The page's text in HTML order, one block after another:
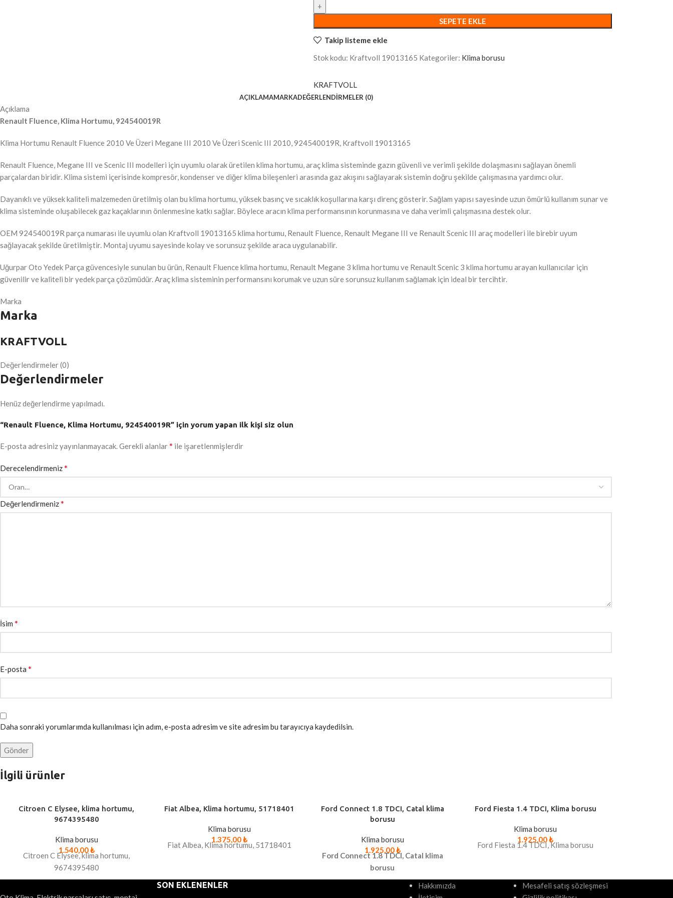
SEPETE EKLE
Takip listeme ekle
Stok kodu: Kraftvoll 19013165 Kategoriler: Klima borusu
KRAFTVOLL
AÇIKLAMAMARKADEĞERLENDIRMELER (0)
Açıklama
Renault Fluence, Klima Hortumu, 924540019R
Klima Hortumu Renault Fluence 2010 Ve Üzeri Megane III 2010 Ve Üzeri Scenic III 2010, 924540019R, Kraftvoll 19013165
Renault Fluence, Megane III ve Scenic III modelleri için uyumlu olarak üretilen klima hortumu, araç klima sisteminde gazın güvenli ve verimli şekilde dolaşmasını sağlayan önemli
parçalardan biridir. Klima sistemi içerisinde kompresör, kondenser ve diğer klima bileşenleri arasında gaz akışını sağlayarak sistemin doğru şekilde çalışmasına yardımcı olur.
Dayanıklı ve yüksek kaliteli malzemeden üretilmiş olan bu klima hortumu, yüksek basınç ve sıcaklık koşullarına karşı direnç gösterir. Sağlam yapısı sayesinde uzun ömürlü kullanım sunar ve
klima sisteminde oluşabilecek gaz kaçaklarının önlenmesine katkı sağlar. Böylece aracın klima performansının korunmasına ve daha verimli çalışmasına destek olur.
OEM 924540019R parça numarası ile uyumlu olan Kraftvoll 19013165 klima hortumu, Renault Fluence, Renault Megane III ve Renault Scenic III araç modelleri ile birebir uyum
sağlayacak şekilde üretilmiştir. Montaj uyumu sayesinde kolay ve sorunsuz şekilde araca uygulanabilir.
Uğurpar Oto Yedek Parça güvencesiyle sunulan bu ürün, Renault Fluence klima hortumu, Renault Megane 3 klima hortumu ve Renault Scenic 3 klima hortumu arayan kullanıcılar için
güvenilir ve kaliteli bir yedek parça çözümüdür. Araç klima sisteminin performansını korumak ve uzun süre sorunsuz kullanım sağlamak için ideal bir tercihtir.
Marka
Marka
KRAFTVOLL
Değerlendirmeler (0)
Değerlendirmeler
Henüz değerlendirme yapılmadı.
“Renault Fluence, Klima Hortumu, 924540019R” için yorum yapan ilk kişi siz olun
E-posta adresiniz yayınlanmayacak.Gerekli alanlar* ile işaretlenmişlerdir
Derecelendirmeniz*
Değerlendirmeniz*
İsim *
E-posta *
Daha sonraki yorumlarımda kullanılması için adım, e-posta adresim ve site adresim bu tarayıcıya kaydedilsin.
İlgili ürünler
Citroen C Elysee, klima hortumu,
9674395480
Klima borusu
1.540,00₺
Citroen C Elysee, klima hortumu,
9674395480
Fiat Albea, Klima hortumu, 51718401
Klima borusu
1.375,00₺
Fiat Albea, Klima hortumu, 51718401
Ford Connect 1.8 TDCI, Catal klima
borusu
Klima borusu
1.925,00₺
Ford Connect 1.8 TDCI, Catal klima
borusu
Ford Fiesta 1.4 TDCI, Klima borusu
Klima borusu
1.925,00₺
Ford Fiesta 1.4 TDCI, Klima borusu
SON EKLENENLER
Hakkımızda
Mesafeli satış sözleşmesi